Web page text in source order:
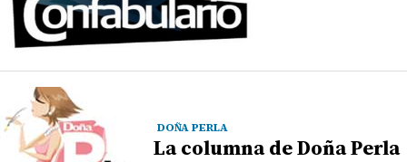
DOÑA PERLA
La columna de Doña Perla